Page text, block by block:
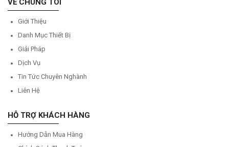
VỀ CHÚNG TÔI
Giới Thiệu
Danh Mục Thiết Bị
Giải Pháp
Dịch Vụ
Tin Tức Chuyên Nghành
Liên Hệ
HỖ TRỢ KHÁCH HÀNG
Hướng Dẫn Mua Hàng